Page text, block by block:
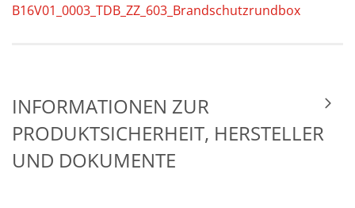
1x ZZ® 603-75-100
B16V01_0003_TDB_ZZ_603_Brandschutzrundbox
INFORMATIONEN ZUR
PRODUKTSICHERHEIT, HERSTELLER
UND DOKUMENTE